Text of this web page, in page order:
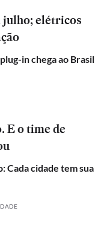
julho; elétricos
in chega ao Brasil
E o time de
Cada cidade tem sua